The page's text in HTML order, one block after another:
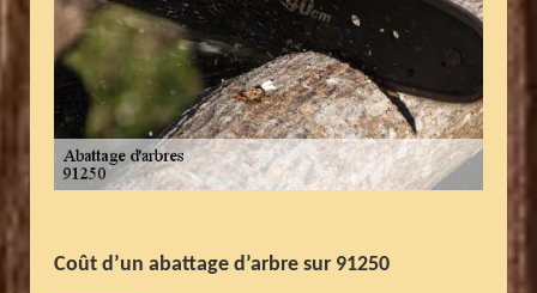
Coût d’un abattage d’arbre sur 91250